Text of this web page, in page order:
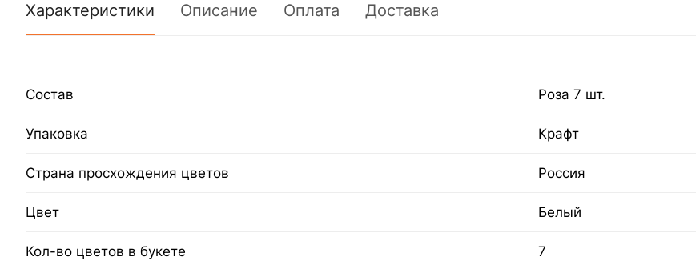
Характеристики Описание Оплата Доставка
Состав Роза 7 шт.
Упаковка Крафт
Страна просхождения цветов Россия
Цвет Белый
Кол-во цветов в букете 7